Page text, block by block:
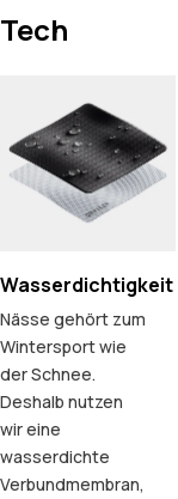
Tech
Wasserdichtigkeit
Nässe gehört zum
Wintersport wie
der Schnee.
Deshalb nutzen
wir eine
wasserdichte
Verbundmembran,